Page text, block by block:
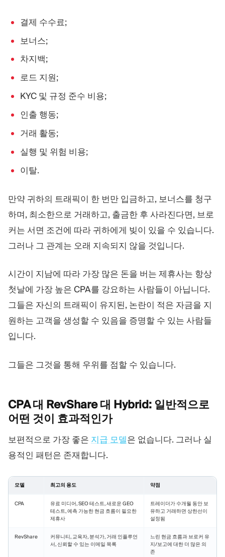
결제 수수료;
보너스;
차지백;
로드 지원;
KYC 및 규정 준수 비용;
인출 행동;
거래 활동;
실행 및 위험 비용;
이탈.
만약 귀하의 트래픽이 한 번만 입금하고, 보너스를 청구
하며, 최소한으로 거래하고, 출금한 후 사라진다면, 브로
커는 서면 조건에 따라 귀하에게 빚이 있을 수 있습니다.
그러나 그 관계는 오래 지속되지 않을 것입니다.
시간이 지남에 따라 가장 많은 돈을 버는 제휴사는 항상
첫날에 가장 높은 CPA를 강요하는 사람들이 아닙니다.
그들은 자신의 트래픽이 유지된, 논란이 적은 자금을 지
원하는 고객을 생성할 수 있음을 증명할 수 있는 사람들
입니다.
그들은 그것을 통해 우위를 점할 수 있습니다.
CPA 대 RevShare 대 Hybrid: 일반적으로
어떤 것이 효과적인가
보편적으로 가장 좋은 지급 모델은 없습니다. 그러나 실
용적인 패턴은 존재합니다.
모델 최고의 용도 약점
CPA
유료 미디어, SEO 테스트, 새로운 GEO
테스트, 예측 가능한 현금 흐름이 필요한
제휴사
트레이더가 수개월 동안 보
유하고 거래하면 상한선이
설정됨
RevShare
커뮤니티, 교육자, 분석가, 거래 인플루언
서, 신뢰할 수 있는 이메일 목록
느린 현금 흐름과 브로커 유
지/보고에 대한 더 많은 의
존